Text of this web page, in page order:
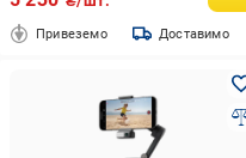
Привеземо Доставимо